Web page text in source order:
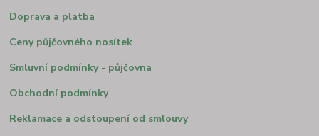
Doprava a platba
Ceny půjčovného nosítek
Smluvní podmínky - půjčovna
Obchodní podmínky
Reklamace a odstoupení od smlouvy